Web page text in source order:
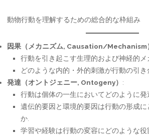
動物行動を理解するための総合的な枠組み
因果（メカニズム, Causation/Mechanism
行動を引き起こす生理的および神経的メ
どのような内的・外的刺激が行動の引き
発達（オントジェニー, Ontogeny） :
行動は個体の一生においてどのように発
遺伝的要因と環境的要因は行動の形成
か.
学習や経験は行動の変容にどのような役